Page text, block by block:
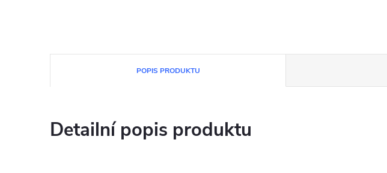
POPIS PRODUKTU
Detailní popis produktu